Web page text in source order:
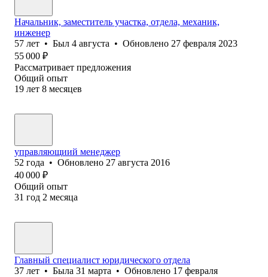
Начальник, заместитель участка, отдела, механик,
инженер
57 лет • Был 4 августа • Обновлено 27 февраля 2023
55 000 ₽
Рассматривает предложения
Общий опыт
19 лет 8 месяцев
управляющиий менеджер
52 года • Обновлено 27 августа 2016
40 000 ₽
Общий опыт
31 год 2 месяца
Главный специалист юридического отдела
37 лет • Была 31 марта • Обновлено 17 февраля